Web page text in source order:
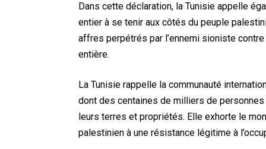
Dans cette déclaration, la Tunisie appelle
entier à se tenir aux côtés du peuple
affres perpétrés par l’ennemi sioniste
entière.
La Tunisie rappelle la communauté
dont des centaines de milliers de
leurs terres et propriétés. Elle exhorte le
palestinien à une résistance légitime à